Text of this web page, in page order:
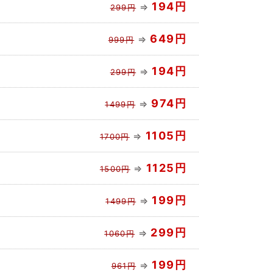
299円⇒ 194円
999円⇒649円
299円⇒ 194円
1499円⇒ 974円
1700円⇒ 1105円
1500円⇒ 1125円
1499円⇒ 199円
1060円⇒ 299円
961円⇒ 199円